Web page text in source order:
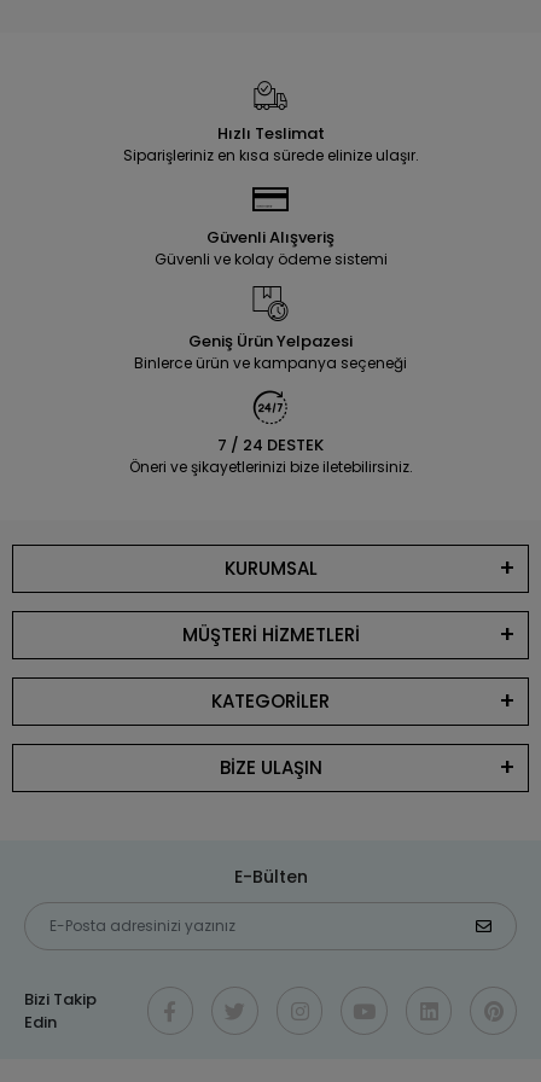
Hızlı Teslimat
Siparişleriniz en kısa sürede elinize ulaşır.
Güvenli Alışveriş
Güvenli ve kolay ödeme sistemi
Geniş Ürün Yelpazesi
Binlerce ürün ve kampanya seçeneği
7 / 24 DESTEK
Öneri ve şikayetlerinizi bize iletebilirsiniz.
KURUMSAL
MÜŞTERİ HİZMETLERİ
KATEGORİLER
BİZE ULAŞIN
E-Bülten
Bizi Takip
Edin